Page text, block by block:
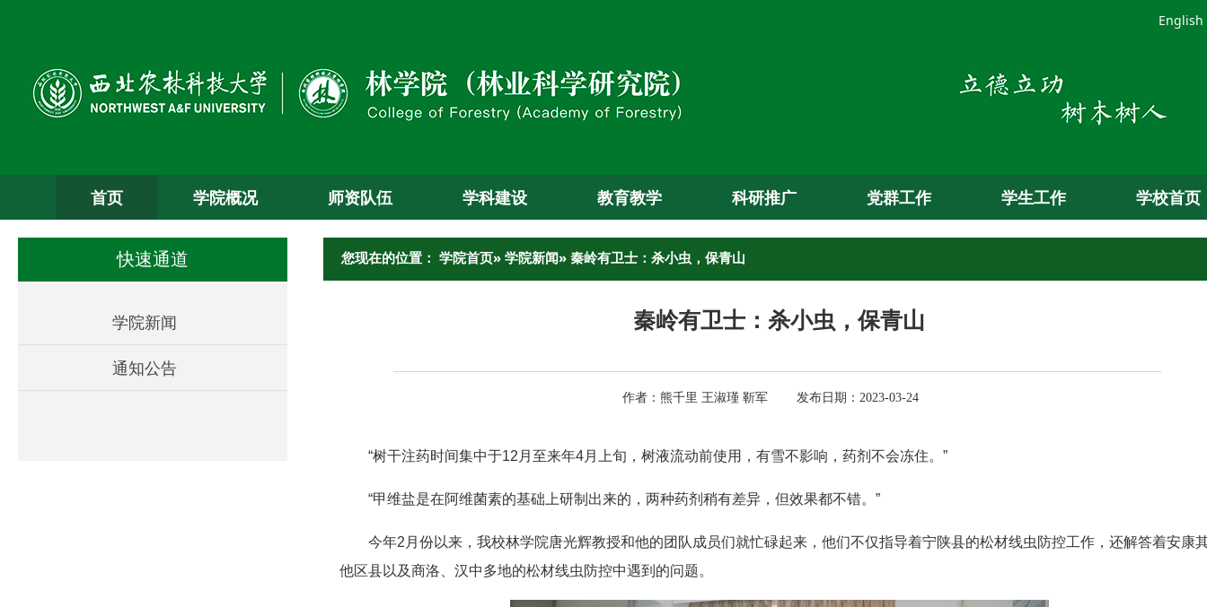
English
首页 学院概况 师资队伍 学科建设 教育教学 科研推广 党群工作 学生工作 学校首页
快速通道
学院新闻
通知公告
您现在的位置： 学院首页» 学院新闻» 秦岭有卫士：杀小虫，保青山
秦岭有卫士：杀小虫，保青山
作者：熊千里 王淑瑾 靳军 发布日期：2023-03-24
“树干注药时间集中于12月至来年4月上旬，树液流动前使用，有雪不影响，药剂不会冻住。”
“甲维盐是在阿维菌素的基础上研制出来的，两种药剂稍有差异，但效果都不错。”
今年2月份以来，我校林学院唐光辉教授和他的团队成员们就忙碌起来，他们不仅指导着宁陕县的松材线虫防控工作，还解答着安康
他区县以及商洛、汉中多地的松材线虫防控中遇到的问题。